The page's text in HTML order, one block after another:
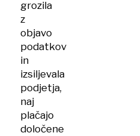
grozila
z
objavo
podatkov
in
izsiljevala
podjetja,
naj
plačajo
določene